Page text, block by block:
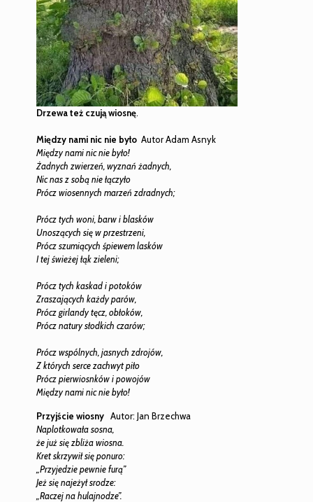
Drzewa też czują wiosnę.
Między nami nic nie było Autor Adam Asnyk
Między nami nic nie było!
Żadnych zwierzeń, wyznań żadnych,
Nic nas z sobą nie łączyło
Prócz wiosennych marzeń zdradnych;
Prócz tych woni, barw i blasków
Unoszących się w przestrzeni,
Prócz szumiących śpiewem lasków
I tej świeżej łąk zieleni;
Prócz tych kaskad i potoków
Zraszających każdy parów,
Prócz girlandy tęcz, obłoków,
Prócz natury słodkich czarów;
Prócz wspólnych, jasnych zdrojów,
Z których serce zachwyt piło
Prócz pierwiosnków i powojów
Między nami nic nie było!
Przyjście wiosnyAutor: Jan Brzechwa
Naplotkowała sosna,
że już się zbliża wiosna.
Kret skrzywił się ponuro:
„Przyjedzie pewnie furą”
Jeż się najeżył srodze:
„Raczej na hulajnodze”.